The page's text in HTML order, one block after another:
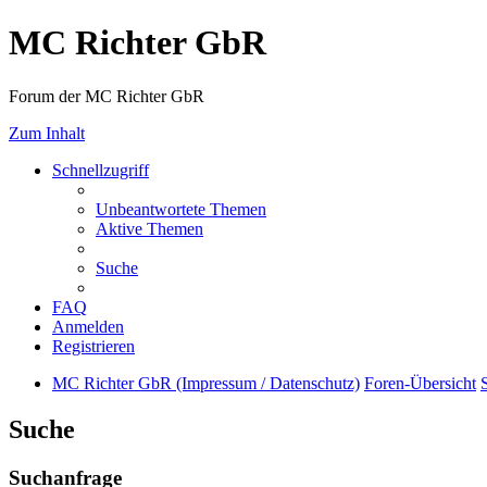
MC Richter GbR
Forum der MC Richter GbR
Zum Inhalt
Schnellzugriff
Unbeantwortete Themen
Aktive Themen
Suche
FAQ
Anmelden
Registrieren
MC Richter GbR (Impressum / Datenschutz) Foren-Übersicht
Suche
Suchanfrage